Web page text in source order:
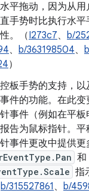
平拖动，因为从用
手势时比执行水
。（I273c7、 b/
、 b/363198504、
）
板手势的支持，
件的功能。在此
事件（例如在平
告为鼠标指针。
事件更改中提供
和
指
b/315527861 、 b/